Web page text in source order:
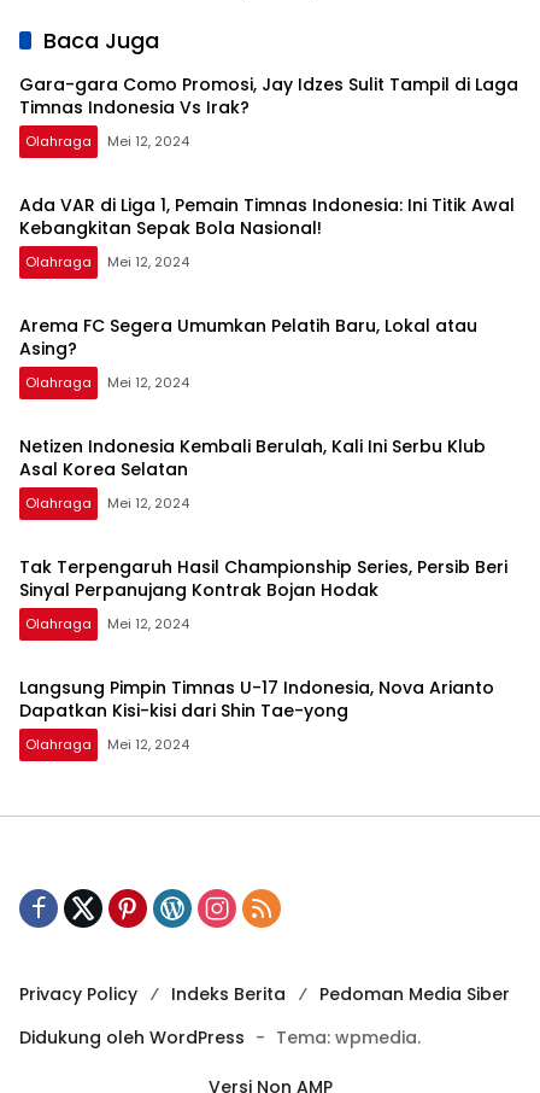
Asal Korea
Selatan
Kontrak Bojan
Hodak
yong
Baca Juga
Gara-gara Como Promosi, Jay Idzes Sulit Tampil di Laga
Timnas Indonesia Vs Irak?
Olahraga Mei 12, 2024
Ada VAR di Liga 1, Pemain Timnas Indonesia: Ini Titik Awal
Kebangkitan Sepak Bola Nasional!
Olahraga Mei 12, 2024
Arema FC Segera Umumkan Pelatih Baru, Lokal atau
Asing?
Olahraga Mei 12, 2024
Netizen Indonesia Kembali Berulah, Kali Ini Serbu Klub
Asal Korea Selatan
Olahraga Mei 12, 2024
Tak Terpengaruh Hasil Championship Series, Persib Beri
Sinyal Perpanujang Kontrak Bojan Hodak
Olahraga Mei 12, 2024
Langsung Pimpin Timnas U-17 Indonesia, Nova Arianto
Dapatkan Kisi-kisi dari Shin Tae-yong
Olahraga Mei 12, 2024
Privacy Policy Indeks Berita
Pedoman Media Siber
Didukung oleh WordPress - Tema: wpmedia.
Versi Non AMP